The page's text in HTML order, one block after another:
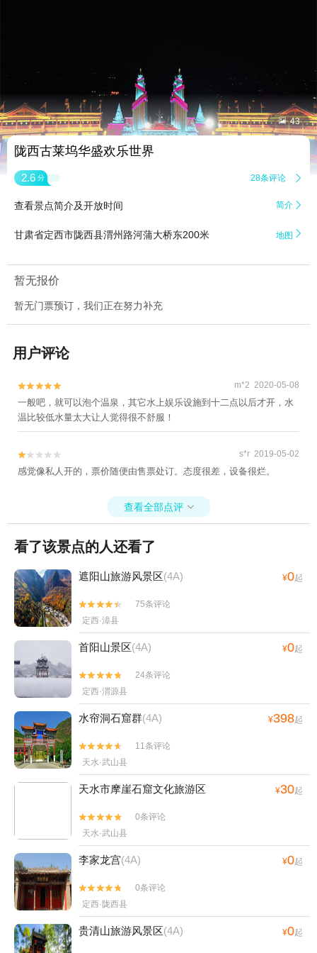
 43
陇西古莱坞华盛欢乐世界
2.6 分 28条评论 
查看景点简介及开放时间 简介 
甘肃省定西市陇西县渭州路河蒲大桥东200米 地图 
暂无报价
暂无门票预订，我们正在努力补充
用户评论

 m*2 2020-05-08
一般吧，就可以泡个温泉，其它水上娱乐设施到十二点以后才开，水
温比较低水量太大让人觉得很不舒服！

 s*r 2019-05-02
感觉像私人开的，票价随便由售票处订。态度很差，设备很烂。
查看全部点评 
看了该景点的人还看了
遮阳山旅游风景区(4A) ¥0起


75条评论
定西·漳县
首阳山景区(4A) ¥0起


24条评论
定西·渭源县
水帘洞石窟群(4A) ¥398起


11条评论
天水·武山县
天水市摩崖石窟文化旅游区 ¥30起


0条评论
天水·武山县
李家龙宫(4A) ¥0起


0条评论
定西·陇西县
贵清山旅游风景区(4A) ¥0起